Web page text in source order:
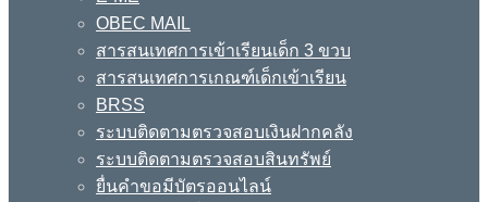
OBEC MAIL
สารสนเทศการเข้าเรียนเด็ก 3 ขวบ
สารสนเทศการเกณฑ์เด็กเข้าเรียน
BRSS
ระบบติดตามตรวจสอบเงินฝากคลัง
ระบบติดตามตรวจสอบสินทรัพย์
ยื่นคำขอมีบัตรออนไลน์